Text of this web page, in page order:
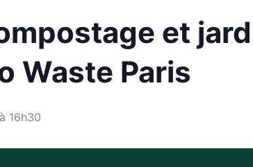
et
Waste Paris
à 16h30